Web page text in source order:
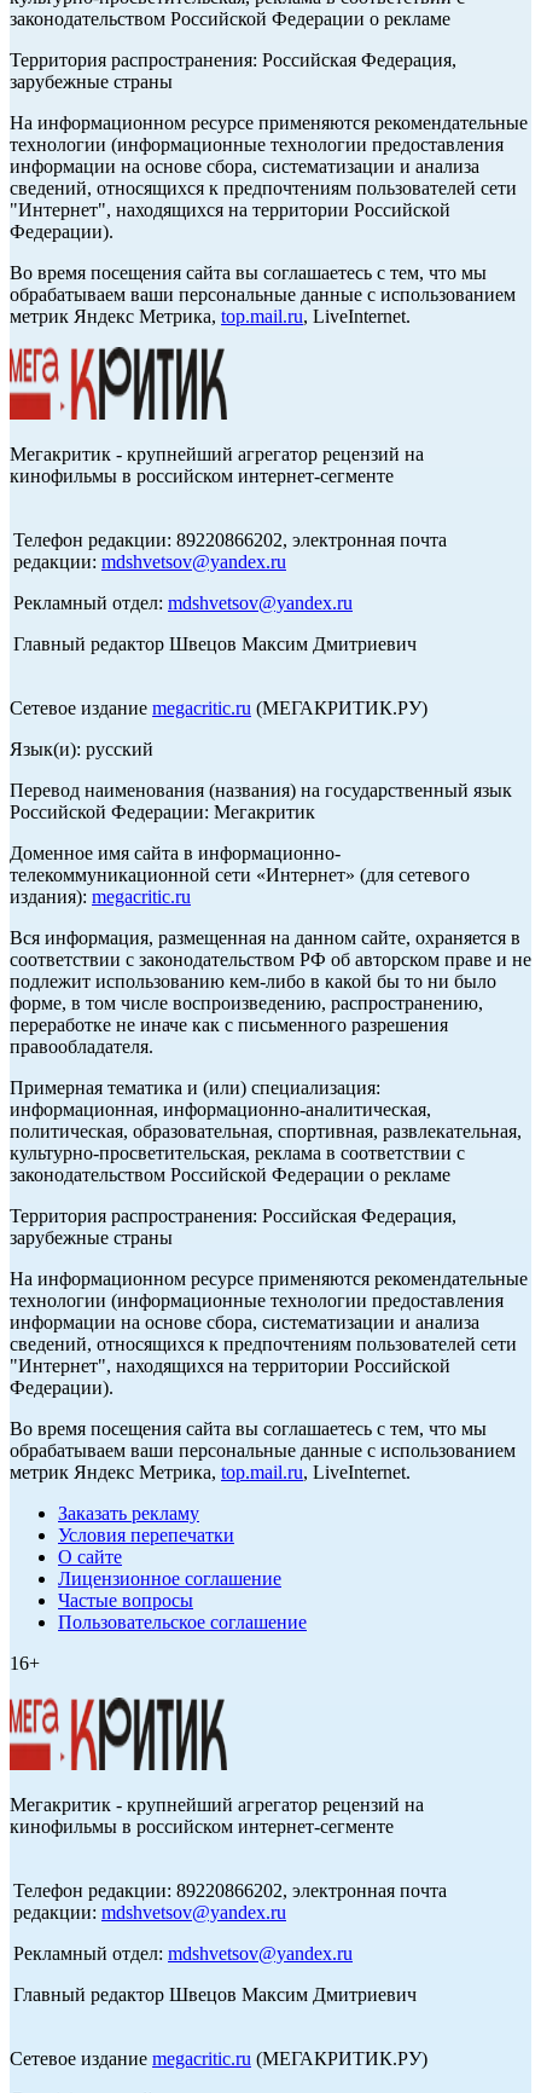
законодательством Российской Федерации о рекламе
Территория распространения: Российская Федерация,
зарубежные страны
На информационном ресурсе применяются рекомендательные
технологии (информационные технологии предоставления
информации на основе сбора, систематизации и анализа
сведений, относящихся к предпочтениям пользователей сети
"Интернет", находящихся на территории Российской
Федерации).
Во время посещения сайта вы соглашаетесь с тем, что мы
обрабатываем ваши персональные данные с использованием
метрик Яндекс Метрика, top.mail.ru, LiveInternet.
Мегакритик - крупнейший агрегатор рецензий на
кинофильмы в российском интернет-сегменте
Телефон редакции: 89220866202, электронная почта
редакции: mdshvetsov@yandex.ru
Рекламный отдел: mdshvetsov@yandex.ru
Главный редактор Швецов Максим Дмитриевич
Сетевое издание megacritic.ru (МЕГАКРИТИК.РУ)
Язык(и): русский
Перевод наименования (названия) на государственный язык
Российской Федерации: Мегакритик
Доменное имя сайта в информационно-
телекоммуникационной сети «Интернет» (для сетевого
издания): megacritic.ru
Вся информация, размещенная на данном сайте, охраняется в
соответствии с законодательством РФ об авторском праве и не
подлежит использованию кем-либо в какой бы то ни было
форме, в том числе воспроизведению, распространению,
переработке не иначе как с письменного разрешения
правообладателя.
Примерная тематика и (или) специализация:
информационная, информационно-аналитическая,
политическая, образовательная, спортивная, развлекательная,
культурно-просветительская, реклама в соответствии с
законодательством Российской Федерации о рекламе
Территория распространения: Российская Федерация,
зарубежные страны
На информационном ресурсе применяются рекомендательные
технологии (информационные технологии предоставления
информации на основе сбора, систематизации и анализа
сведений, относящихся к предпочтениям пользователей сети
"Интернет", находящихся на территории Российской
Федерации).
Во время посещения сайта вы соглашаетесь с тем, что мы
обрабатываем ваши персональные данные с использованием
метрик Яндекс Метрика, top.mail.ru, LiveInternet.
Заказать рекламу
Условия перепечатки
О сайте
Лицензионное соглашение
Частые вопросы
Пользовательское соглашение
16+
Мегакритик - крупнейший агрегатор рецензий на
кинофильмы в российском интернет-сегменте
Телефон редакции: 89220866202, электронная почта
редакции: mdshvetsov@yandex.ru
Рекламный отдел: mdshvetsov@yandex.ru
Главный редактор Швецов Максим Дмитриевич
Сетевое издание megacritic.ru (МЕГАКРИТИК.РУ)